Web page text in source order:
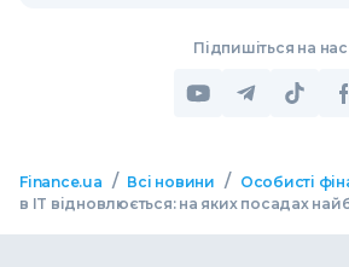
Підпишіться на нас
Finance.ua / Всі новини / Особисті
в IT відновлюється: на яких посадах